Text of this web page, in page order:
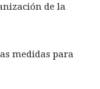
de la
medidas para